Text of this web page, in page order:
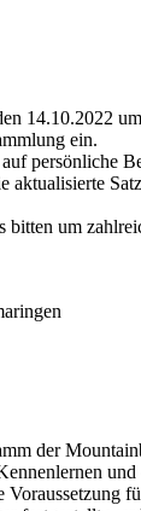
14.10.2022
ein.
persönliche
aktualisierte
bitten um
der